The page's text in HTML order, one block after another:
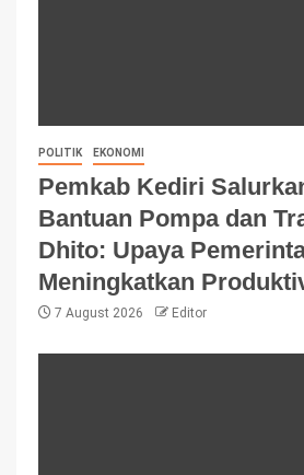
POLITIK EKONOMI
Pemkab Kediri
Bantuan Pompa dan
Dhito: Upaya
Meningkatkan
7 August 2026 Editor